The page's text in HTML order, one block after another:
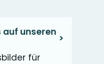
auf unseren
>
für